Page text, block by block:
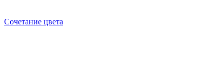
Сочетание цвета